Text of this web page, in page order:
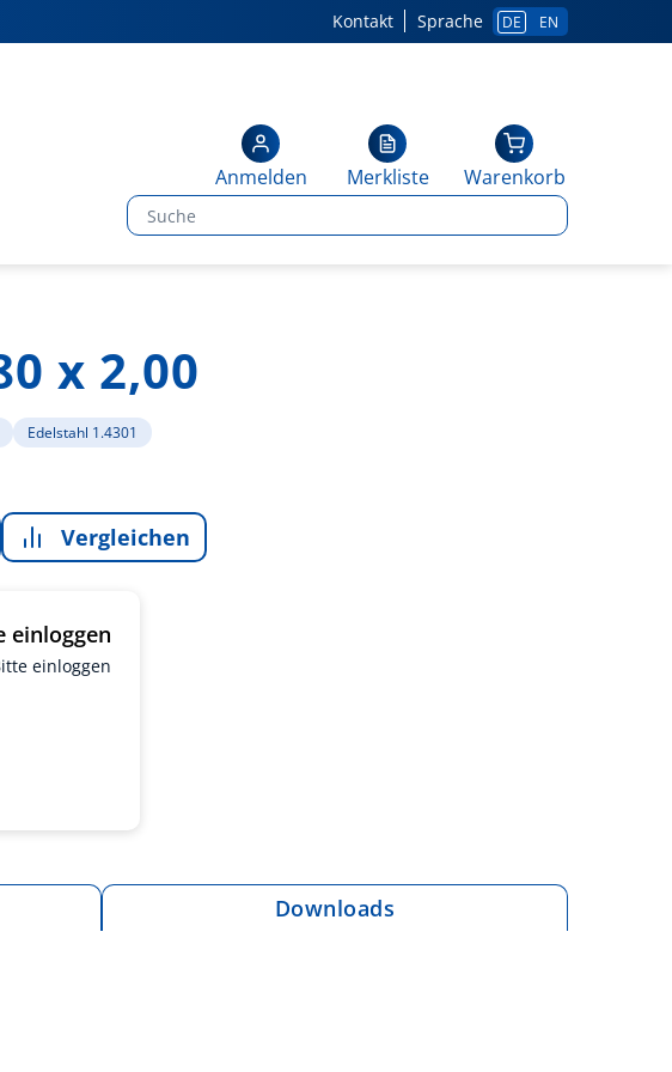
Sprache DE EN
Kontakt
Warenkorb
Merkliste
Anmelden
x 2,00
Edelstahl 1.4301
Vergleichen
einloggen
einloggen
Downloads